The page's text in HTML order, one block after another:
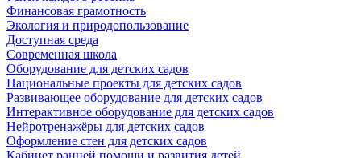
Финансовая грамотность
Экология и природопользование
Доступная среда
Современная школа
Оборудование для детских садов
Национальные проекты для детских садов
Развивающее оборудование для детских садов
Интерактивное оборудование для детских садов
Нейротренажёры для детских садов
Оформление стен для детских садов
Кабинет ранней помощи и развития детей